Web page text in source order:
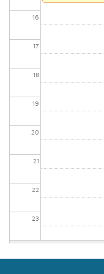
16
17
18
19
20
21
22
23